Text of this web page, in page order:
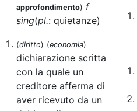
approfondimento) f
sing(pl.: quietanze)
(diritto) (economia)
dichiarazione scritta
con la quale un
creditore afferma di
aver ricevuto da un